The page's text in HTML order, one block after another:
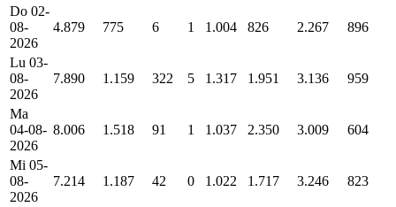
Do 02-
08-
2026
4.879 775 6 1 1.004 826 2.267 896
Lu 03-
08-
2026
7.890 1.159 322 5 1.317 1.951 3.136 959
Ma
04-08-
2026
8.006 1.518 91 1 1.037 2.350 3.009 604
Mi 05-
08-
2026
7.214 1.187 42 0 1.022 1.717 3.246 823